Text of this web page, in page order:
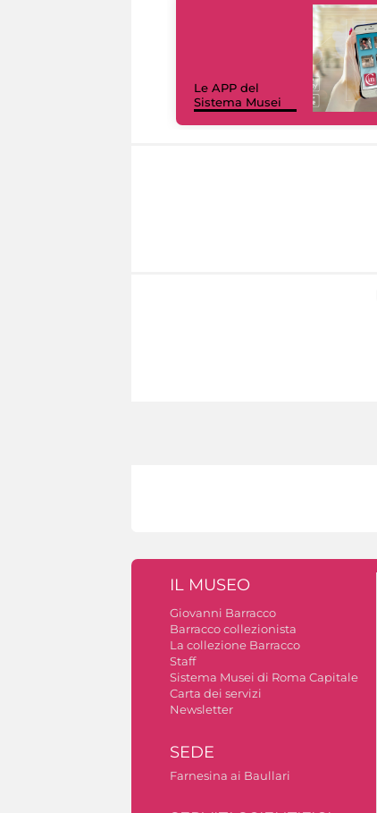
Le APP del
Sistema Musei
IL MUSEO
Giovanni Barracco
Barracco collezionista
La collezione Barracco
Staff
Sistema Musei di Roma Capitale
Carta dei servizi
Newsletter
SEDE
Farnesina ai Baullari